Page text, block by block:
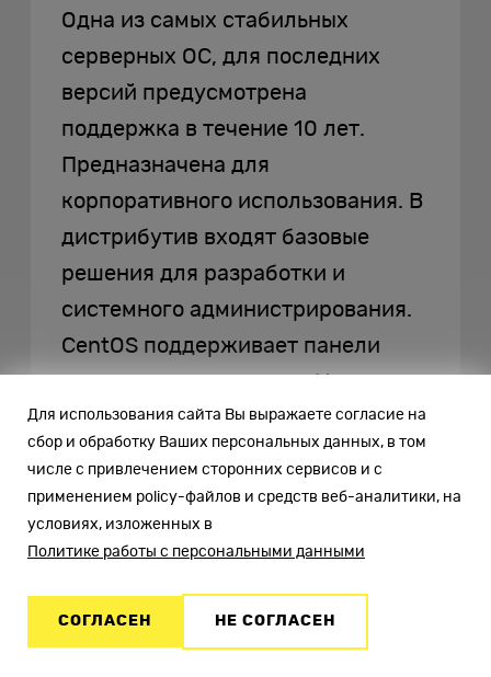
Одна из самых стабильных
серверных ОС, для последних
версий предусмотрена
поддержка в течение 10 лет.
Предназначена для
корпоративного использования. В
дистрибутив входят базовые
решения для разработки и
системного администрирования.
CentOS поддерживает панели
большое сообщество, однако не
отличается подробной
документацией. Поэтому
управление сервером с помощью
CentOS выбирают опытные
сисадмины.
Для использования сайта Вы выражаете согласие на
сбор и обработку Ваших персональных данных, в том
числе с привлечением сторонних сервисов и с
применением policy-файлов и средств веб-аналитики, на
условиях, изложенных в
Политике работы с персональными данными
СОГЛАСЕН НЕ СОГЛАСЕН